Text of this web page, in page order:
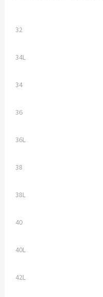
32
34L
34
36
36L
38
38L
40
40L
42L